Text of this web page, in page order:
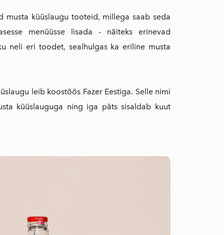
musta küüslaugu tooteid, millega saab seda
menüüsse lisada - näiteks erinevad
neli eri toodet, sealhulgas ka eriline musta
leib koostöös Fazer Eestiga. Selle nimi
küüslauguga ning iga päts sisaldab kuut